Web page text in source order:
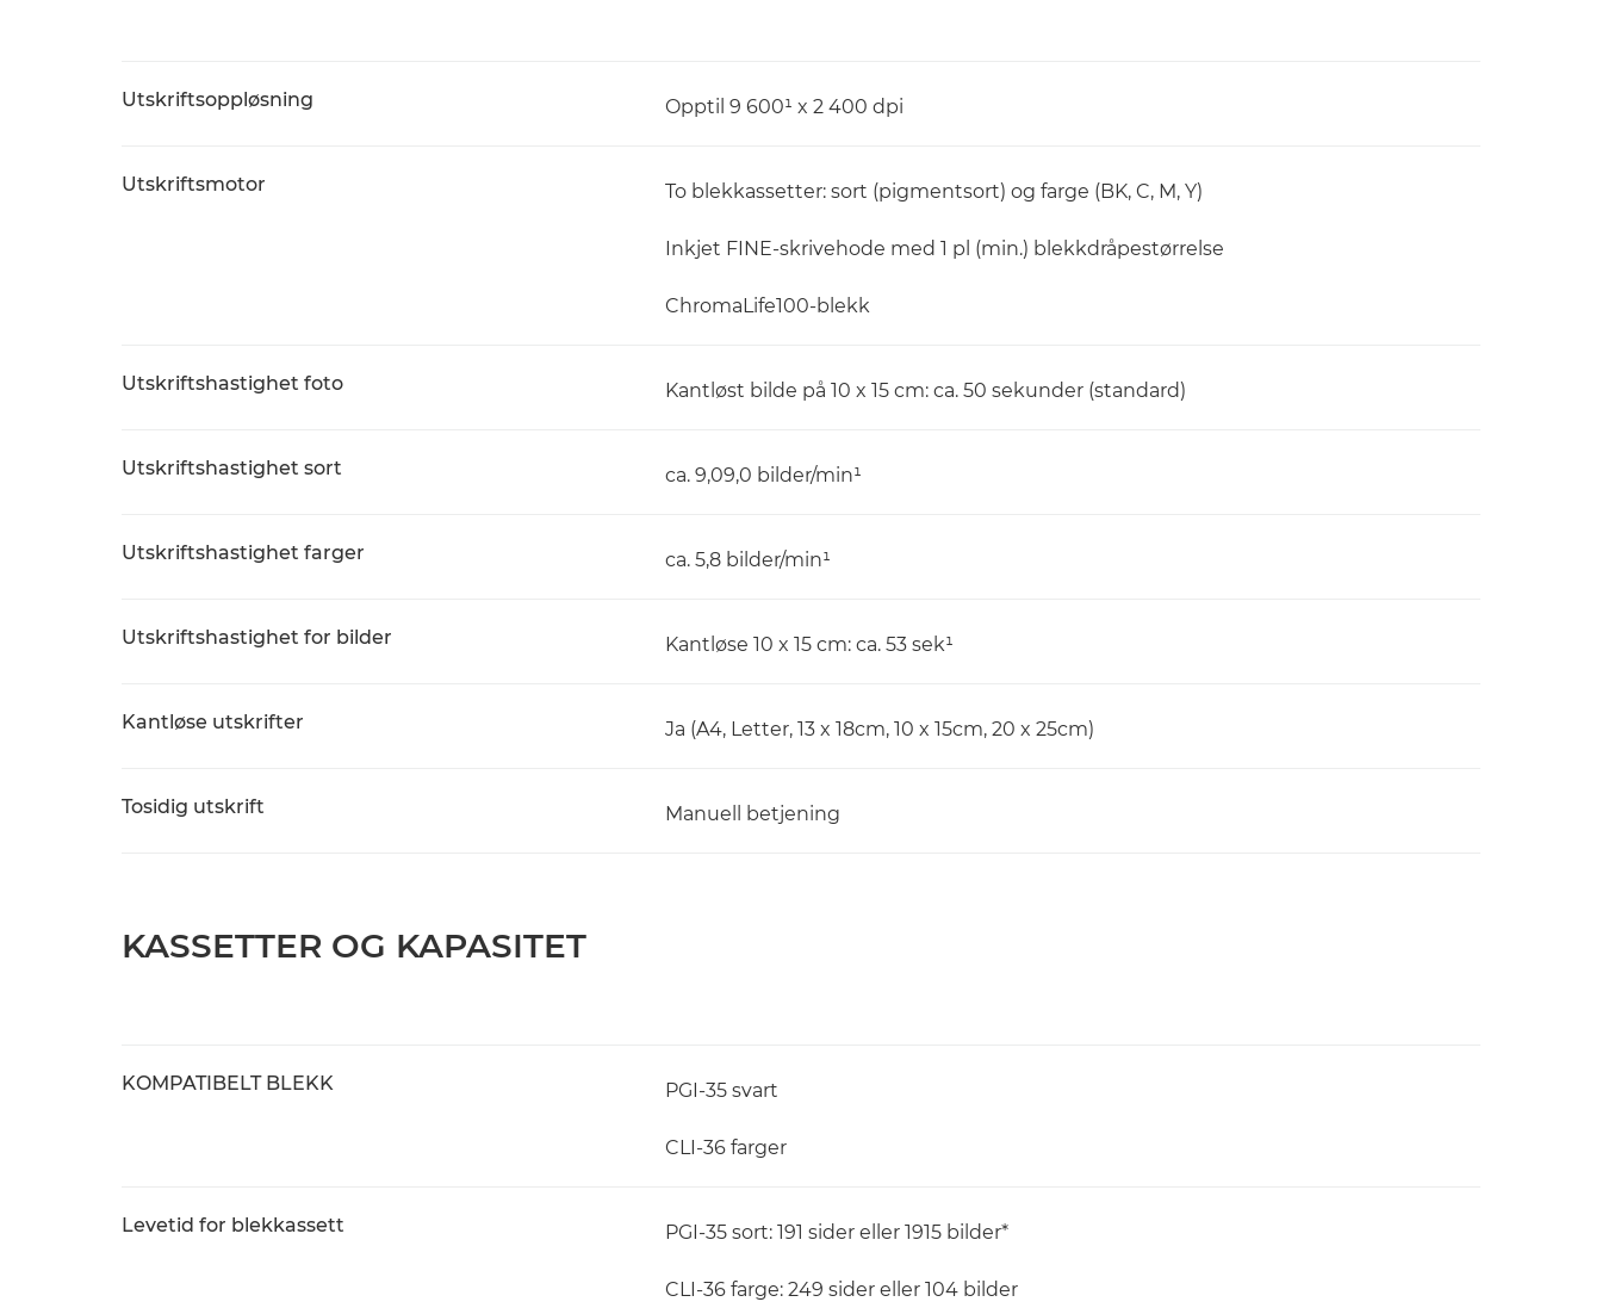
Utskriftsoppløsning Opptil 9 600¹ x 2 400 dpi
Utskriftsmotor To blekkassetter: sort (pigmentsort) og farge (BK, C, M, Y)
Inkjet FINE-skrivehode med 1 pl (min.) blekkdråpestørrelse
ChromaLife100-blekk
Utskriftshastighet foto Kantløst bilde på 10 x 15 cm: ca. 50 sekunder (standard)
Utskriftshastighet sort ca. 9,09,0 bilder/min¹
Utskriftshastighet farger ca. 5,8 bilder/min¹
Utskriftshastighet for bilder Kantløse 10 x 15 cm: ca. 53 sek¹
Kantløse utskrifter Ja (A4, Letter, 13 x 18cm, 10 x 15cm, 20 x 25cm)
Tosidig utskrift Manuell betjening
KASSETTER OG KAPASITET
KOMPATIBELT BLEKK PGI-35 svart
CLI-36 farger
Levetid for blekkassett PGI-35 sort: 191 sider eller 1915 bilder*
CLI-36 farge: 249 sider eller 104 bilder